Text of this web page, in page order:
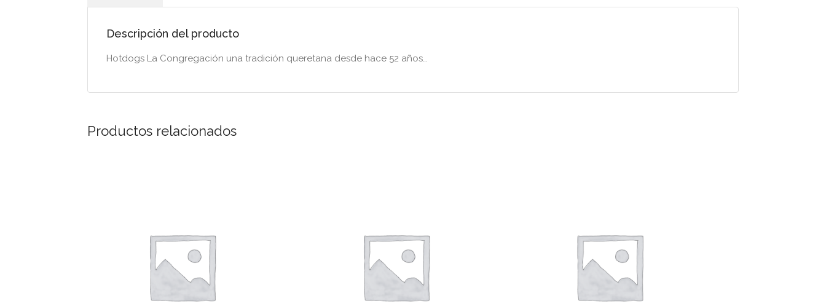
Descripción del producto
Hotdogs La Congregación una tradición queretana desde hace 52 años…
Productos relacionados